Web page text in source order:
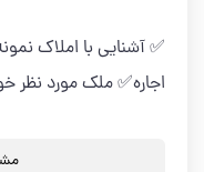
✅ آشنایی با املاک
اجاره✅ ملک مورد نظر